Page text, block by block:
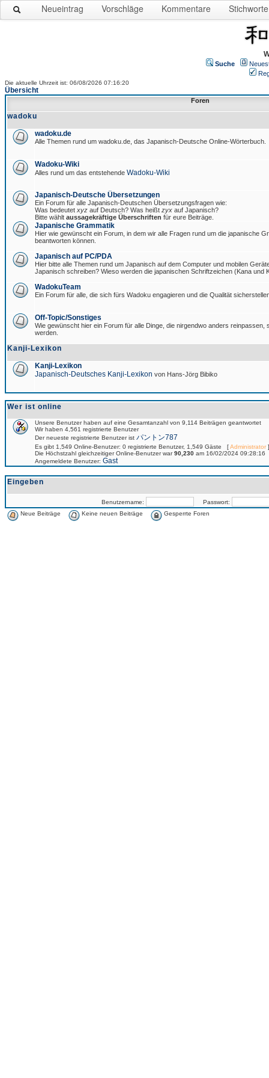
Neueintrag Vorschläge Kommentare Stichworte
Suche
Die aktuelle Uhrzeit ist: 06/08/2026 07:16:20
Übersicht
Foren
wadoku
wadoku.de
Alle Themen rund um wadoku.de, das Japanisch-Deutsche Online-Wörterbuch.
Wadoku-Wiki
Alles rund um das entstehende Wadoku-Wiki
Japanisch-Deutsche Übersetzungen
Ein Forum für alle Japanisch-Deutschen Übersetzungsfragen wie:
Was bedeutet xyz auf Deutsch? Was heißt zyx auf Japanisch?
Bitte wählt aussagekräftige Überschriften für eure Beiträge.
Japanische Grammatik
Hier wie gewünscht ein Forum, in dem wir alle Fragen rund um die japanische
beantworten können.
Japanisch auf PC/PDA
Hier bitte alle Themen rund um Japanisch auf dem Computer und mobilen
Japanisch schreiben? Wieso werden die japanischen Schriftzeichen (Kana und
WadokuTeam
Ein Forum für alle, die sich fürs Wadoku engagieren und die Qualität
Off-Topic/Sonstiges
Wie gewünscht hier ein Forum für alle Dinge, die nirgendwo anders reinpassen,
werden.
Kanji-Lexikon
Kanji-Lexikon
Japanisch-Deutsches Kanji-Lexikon von Hans-Jörg Bibiko
Wer ist online
Unsere Benutzer haben auf eine Gesamtanzahl von 9,114 Beiträgen geantwortet
Wir haben 4,561 registrierte Benutzer
Der neueste registrierte Benutzer ist パントン787
Es gibt 1,549 Online-Benutzer: 0 registrierte Benutzer, 1,549 Gäste [Administrator
Die Höchstzahl gleichzeitiger Online-Benutzer war90,230 am 16/02/2024 09:28:16
Angemeldete Benutzer: Gast
Eingeben
Benutzername:
Passwort:
Neue Beiträge
Keine neuen Beiträge Gesperrte Foren